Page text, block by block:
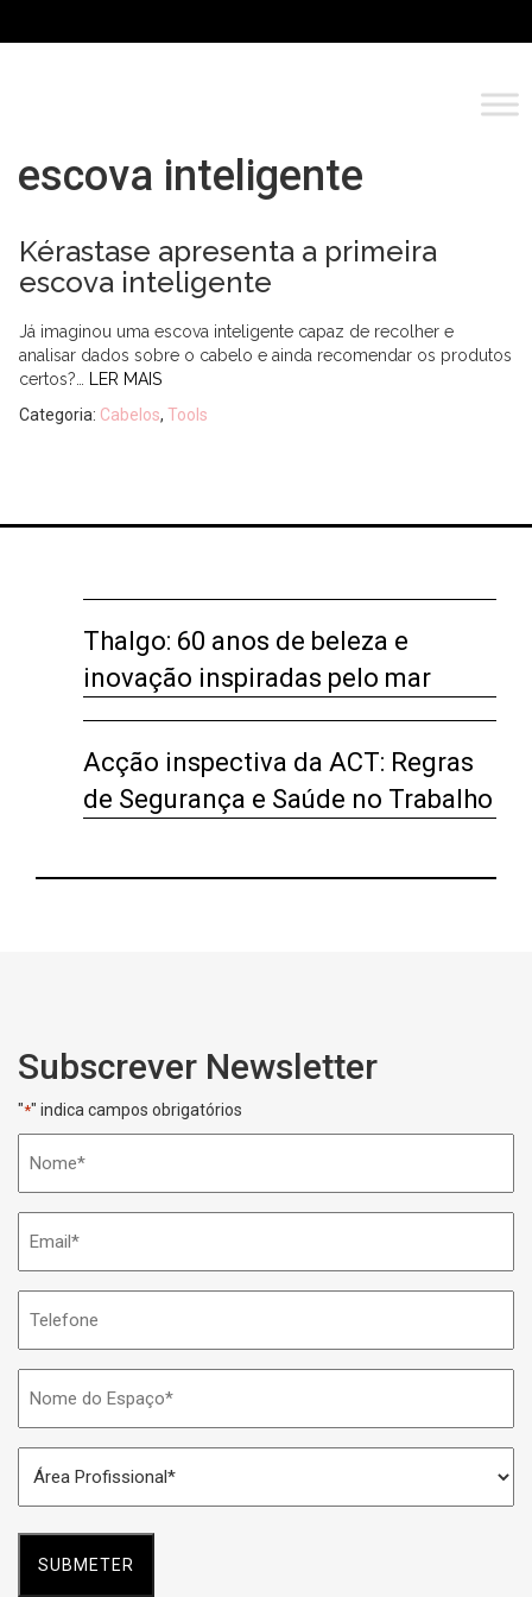
escova inteligente
Kérastase apresenta a primeira
escova inteligente
Já imaginou uma escova inteligente capaz de recolher e
analisar dados sobre o cabelo e ainda recomendar os produtos
certos?…
LER MAIS
Categoria: Cabelos, Tools
Thalgo: 60 anos de beleza e
inovação inspiradas pelo mar
Acção inspectiva da ACT: Regras
de Segurança e Saúde no Trabalho
Subscrever Newsletter
"*" indica campos obrigatórios
do
Espaço
Profissional
*